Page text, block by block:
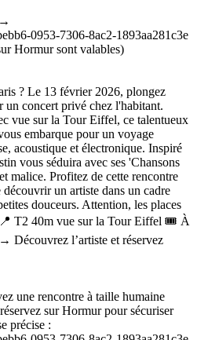
0953-7306-8ac2-1893aa281c3e
Hormur sont valables)
? Le 13 février 2026, plongez
un concert privé chez l'habitant.
vue sur la Tour Eiffel, ce talentueux
embarque pour un voyage
acoustique et électronique. Inspiré
vous séduira avec ses 'Chansons
malice. Profitez de cette rencontre
un artiste dans un cadre
douceurs. Attention, les places
T2 40m vue sur la Tour Eiffel 🎟️ À
Découvrez l’artiste et réservez
une rencontre à taille humaine
sur Hormur pour sécuriser
précise :